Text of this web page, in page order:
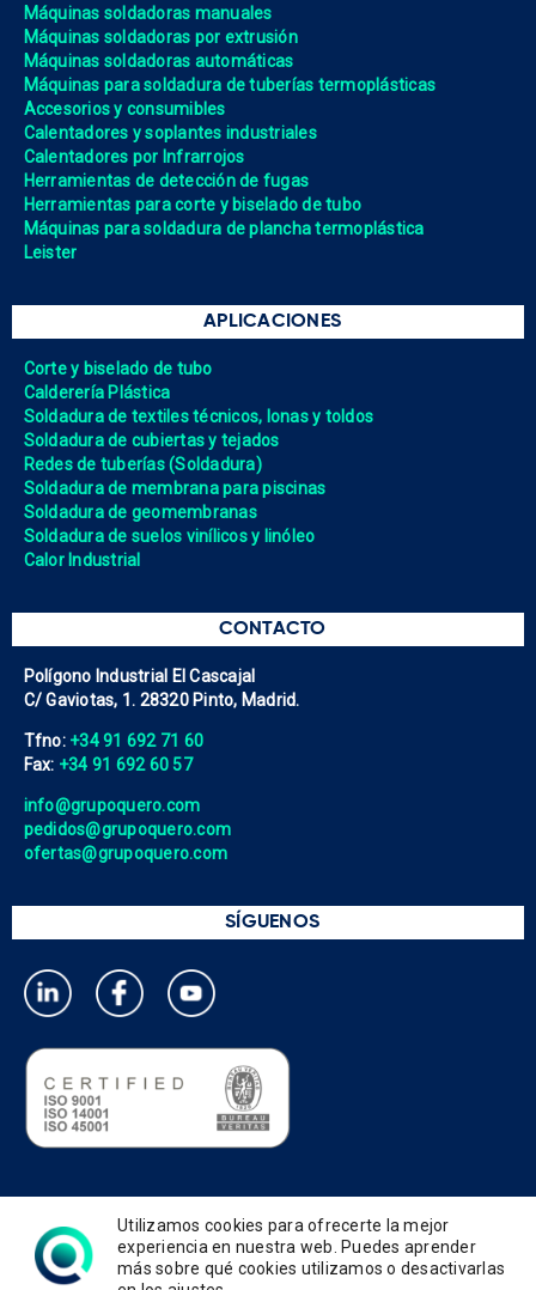
Máquinas soldadoras manuales
Máquinas soldadoras por extrusión
Máquinas soldadoras automáticas
Máquinas para soldadura de tuberías termoplásticas
Accesorios y consumibles
Calentadores y soplantes industriales
Calentadores por Infrarrojos
Herramientas de detección de fugas
Herramientas para corte y biselado de tubo
Máquinas para soldadura de plancha termoplástica
Leister
APLICACIONES
Corte y biselado de tubo
Calderería Plástica
Soldadura de textiles técnicos, lonas y toldos
Soldadura de cubiertas y tejados
Redes de tuberías (Soldadura)
Soldadura de membrana para piscinas
Soldadura de geomembranas
Soldadura de suelos vinílicos y linóleo
Calor Industrial
CONTACTO
Polígono Industrial El Cascajal
C/ Gaviotas, 1. 28320 Pinto, Madrid.
Tfno: +34 91 692 71 60
Fax: +34 91 692 60 57
info@grupoquero.com
pedidos@grupoquero.com
ofertas@grupoquero.com
SÍGUENOS
Política de privacidad
Política de cookies
Política de gestión integrada
Utilizamos cookies para ofrecerte la mejor
experiencia en nuestra web. Puedes aprender
más sobre qué cookies utilizamos o desactivarlas